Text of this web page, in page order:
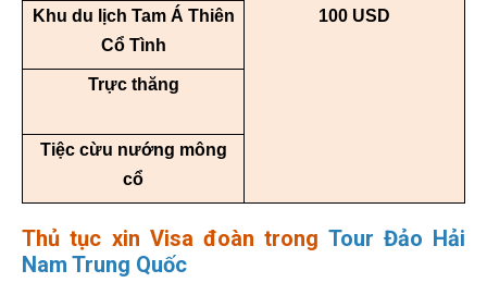
Khu du lịch Tam Á Thiên
Cổ Tình
100 USD
Trực thăng
Tiệc cừu nướng mông
cổ
Thủ tục xin Visa đoàn trong Tour Đảo Hải
Nam Trung Quốc